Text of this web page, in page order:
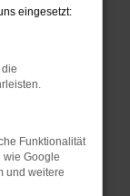
einem
eingesetzt:
Funktionalität
wie Google
und weitere